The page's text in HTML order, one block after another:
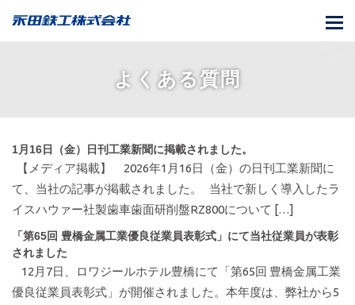
T
o
v
g
t
i
よくある質問
1月16日（金）日刊工業新聞に掲載されました。
【メディア掲載】 2026年1月16日（金）の日刊工業新聞に
て、当社の記事が掲載されました。 当社で新しく導入したラ
イスハウァー社製歯車歯面研削盤RZ800について […]
「第65回 豊橋金属工業優良従業員表彰式」にて当社従業員が表彰
されました
12月7日、ロワジールホテル豊橋にて「第65回 豊橋金属工業
優良従業員表彰式」が開催されました。本年度は、弊社から5